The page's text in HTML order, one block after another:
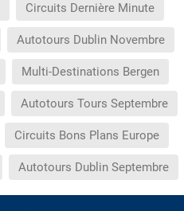
Circuits Dernière Minute
Autotours Dublin Novembre
Multi-Destinations Bergen
Autotours Tours Septembre
Circuits Bons Plans Europe
Autotours Dublin Septembre